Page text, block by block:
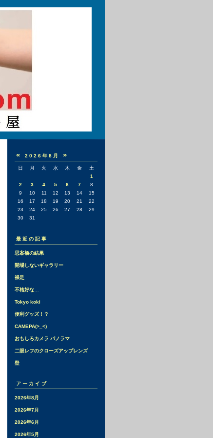
« 2026年8月 »
日 月 火 水 木 金
土
1
2
3 4 5 6 7
8
9
10 11 12 13 14
15
16
17 18 19 20 21
22
23
24 25 26 27 28
29
30
31
最近の記事
思案橋の結果
開場しないギャラリー
裸足
不格好な…
Tokyo koki
便利グッズ！？
CAMEPA(>_<)
おもしろカメラ パノラマ
二眼レフのクローズアップレンズ
壁
アーカイブ
2026年8月
2026年7月
2026年6月
2026年5月